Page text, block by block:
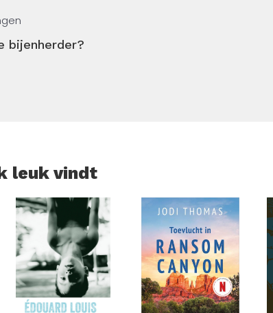
van schaapsherder tot imker en wat hij daarvan
Dit boek vertelt je hoe.
bijenherder?
leuk vindt